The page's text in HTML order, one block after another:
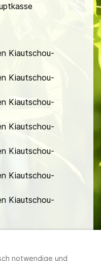
Kiautschou-
Kiautschou-
Kiautschou-
Kiautschou-
Kiautschou-
Kiautschou-
Kiautschou-
notwendige und